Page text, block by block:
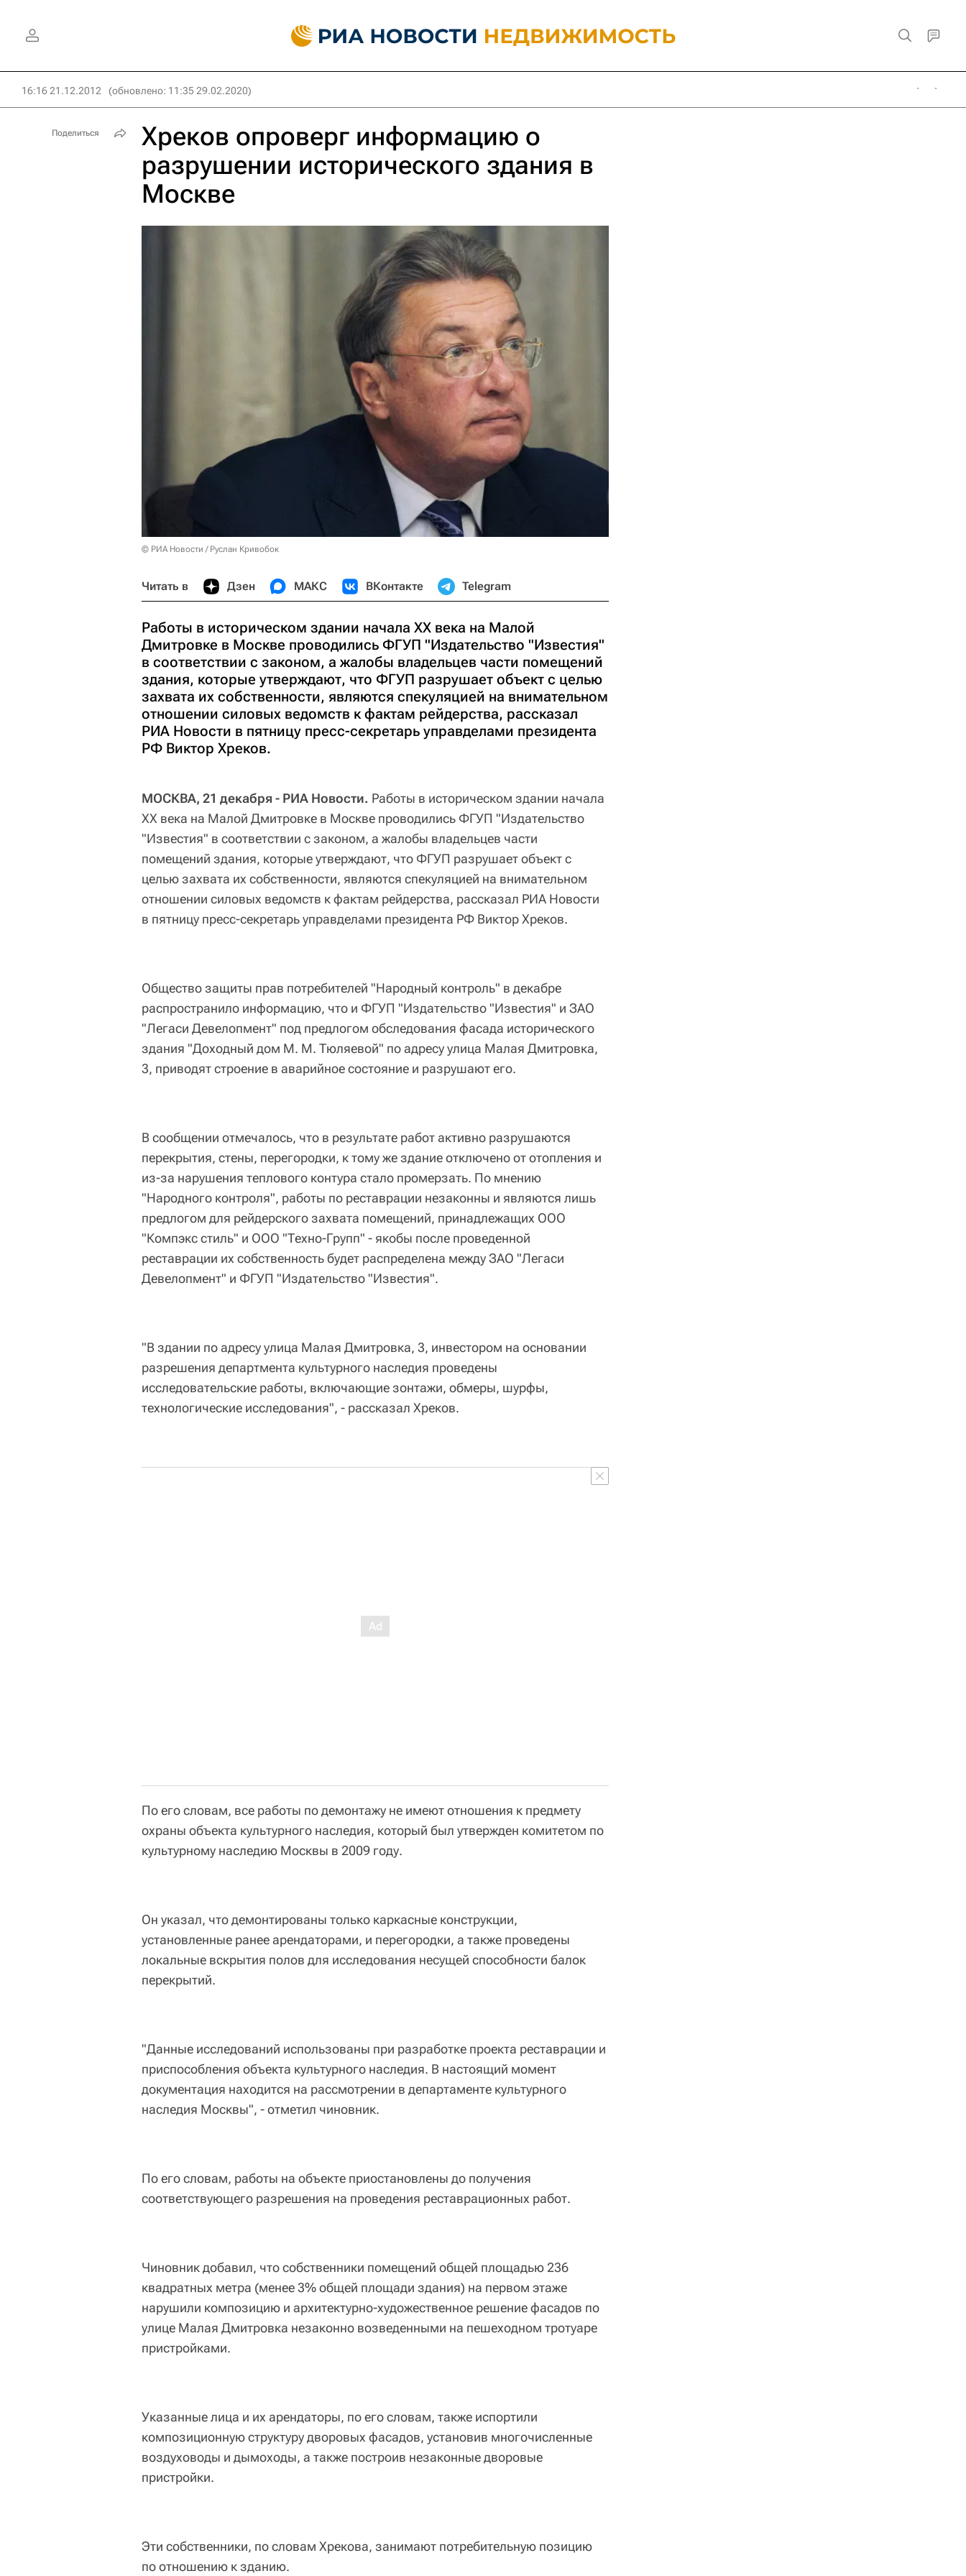
16:16 21.12.2012 (обновлено: 11:35 29.02.2020)
Хреков опроверг информацию о
разрушении исторического здания в
Москве
© РИА Новости / Руслан Кривобок
Читать в Дзен МАКС ВКонтакте Telegram
Работы в историческом здании начала XX века на Малой
Дмитровке в Москве проводились ФГУП "Издательство "Известия"
в соответствии с законом, а жалобы владельцев части помещений
здания, которые утверждают, что ФГУП разрушает объект с целью
захвата их собственности, являются спекуляцией на внимательном
отношении силовых ведомств к фактам рейдерства, рассказал
РИА Новости в пятницу пресс-секретарь управделами президента
РФ Виктор Хреков.
МОСКВА, 21 декабря - РИА Новости. Работы в историческом здании начала
XX века на Малой Дмитровке в Москве проводились ФГУП "Издательство
"Известия" в соответствии с законом, а жалобы владельцев части
помещений здания, которые утверждают, что ФГУП разрушает объект с
целью захвата их собственности, являются спекуляцией на внимательном
отношении силовых ведомств к фактам рейдерства, рассказал РИА Новости
в пятницу пресс-секретарь управделами президента РФ Виктор Хреков.
Общество защиты прав потребителей "Народный контроль" в декабре
распространило информацию, что и ФГУП "Издательство "Известия" и ЗАО
"Легаси Девелопмент" под предлогом обследования фасада исторического
здания "Доходный дом М. М. Тюляевой" по адресу улица Малая Дмитровка,
3, приводят строение в аварийное состояние и разрушают его.
В сообщении отмечалось, что в результате работ активно разрушаются
перекрытия, стены, перегородки, к тому же здание отключено от отопления и
из-за нарушения теплового контура стало промерзать. По мнению
"Народного контроля", работы по реставрации незаконны и являются лишь
предлогом для рейдерского захвата помещений, принадлежащих ООО
"Компэкс стиль" и ООО "Техно-Групп" - якобы после проведенной
реставрации их собственность будет распределена между ЗАО "Легаси
Девелопмент" и ФГУП "Издательство "Известия".
"В здании по адресу улица Малая Дмитровка, 3, инвестором на основании
разрешения департмента культурного наследия проведены
исследовательские работы, включающие зонтажи, обмеры, шурфы,
технологические исследования", - рассказал Хреков.
По его словам, все работы по демонтажу не имеют отношения к предмету
охраны объекта культурного наследия, который был утвержден комитетом по
культурному наследию Москвы в 2009 году.
Он указал, что демонтированы только каркасные конструкции,
установленные ранее арендаторами, и перегородки, а также проведены
локальные вскрытия полов для исследования несущей способности балок
перекрытий.
"Данные исследований использованы при разработке проекта реставрации и
приспособления объекта культурного наследия. В настоящий момент
документация находится на рассмотрении в департаменте культурного
наследия Москвы", - отметил чиновник.
По его словам, работы на объекте приостановлены до получения
соответствующего разрешения на проведения реставрационных работ.
Чиновник добавил, что собственники помещений общей площадью 236
квадратных метра (менее 3% общей площади здания) на первом этаже
нарушили композицию и архитектурно-художественное решение фасадов по
улице Малая Дмитровка незаконно возведенными на пешеходном тротуаре
пристройками.
Указанные лица и их арендаторы, по его словам, также испортили
композиционную структуру дворовых фасадов, установив многочисленные
воздуховоды и дымоходы, а также построив незаконные дворовые
пристройки.
Эти собственники, по словам Хрекова, занимают потребительную позицию
по отношению к зданию.
Поделиться